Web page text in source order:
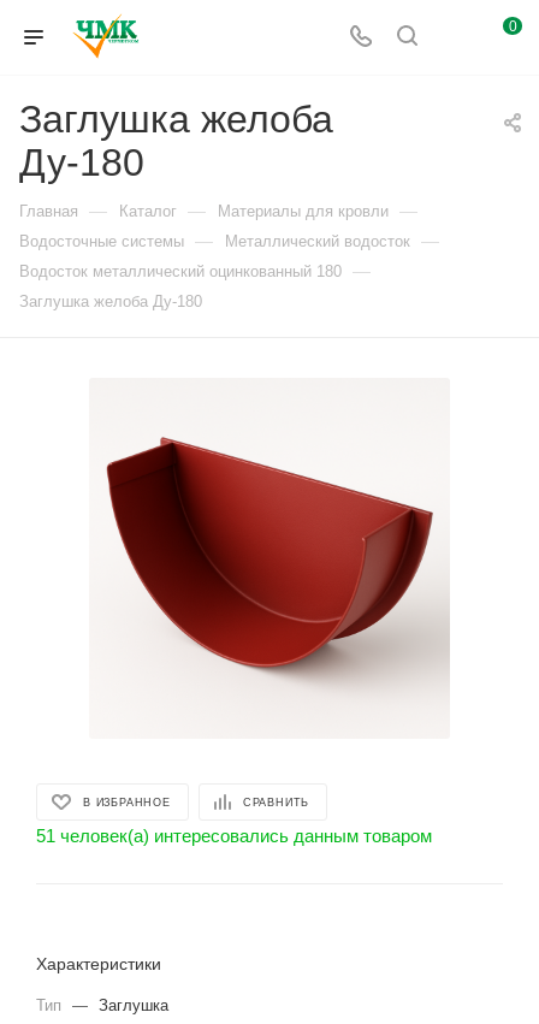
0
Заглушка желоба
Ду-180
Главная — Каталог — Материалы для кровли —
Водосточные системы — Металлический водосток —
Водосток металлический оцинкованный 180 —
Заглушка желоба Ду-180
В ИЗБРАННОЕ СРАВНИТЬ
51 человек(а) интересовались данным товаром
Характеристики
Тип — Заглушка